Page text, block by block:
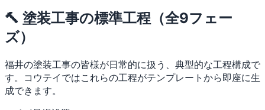
🔨 塗装工事の標準工程（全9フェー
ズ）
福井の塗装工事の皆様が日常的に扱う、典型的な工程構成で
す。コウテイではこれらの工程がテンプレートから即座に生
成できます。